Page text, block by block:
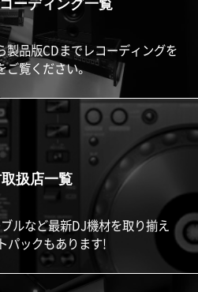
ーディング一覧
製品版CDまでレコーディングを
ご覧ください。
扱店一覧
ルなど最新DJ機材を取り揃え
パックもあります!